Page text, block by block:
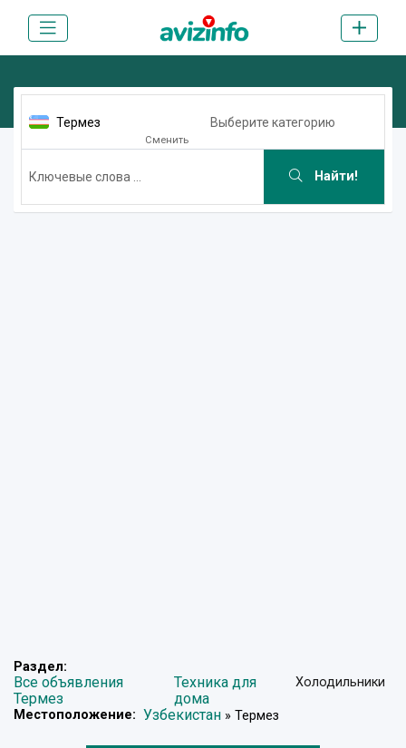
Термез
Сменить
Выберите категорию
Найти!
Раздел:
Все объявления
Термез
Техника для
дома
Холодильники
Местоположение: Узбекистан » Термез